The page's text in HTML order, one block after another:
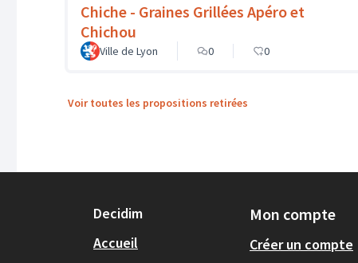
Chiche - Graines Grillées Apéro et
Chichou
Ville de Lyon 0 0
Voir toutes les propositions retirées
Decidim
Accueil
Mon compte
Créer un compte